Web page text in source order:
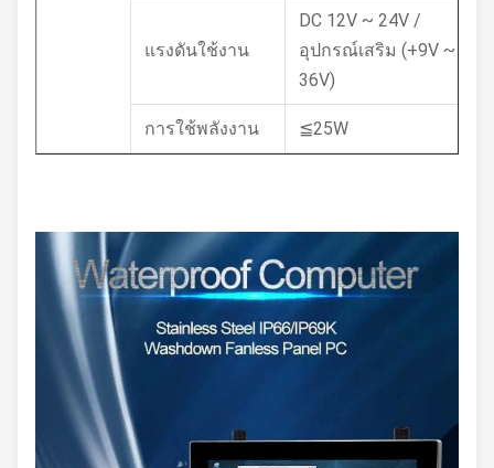
แรงดันใช้งาน
DC 12V ~ 24V /
อุปกรณ์เสริม (+9V ~
36V)
การใช้พลังงาน ≦25W